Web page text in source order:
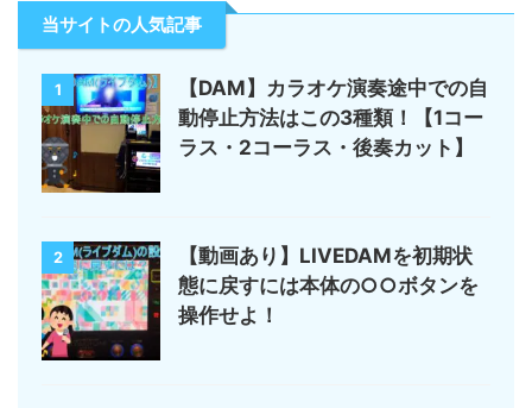
当サイトの人気記事
1
【DAM】カラオケ演奏途中での自
動停止方法はこの3種類！【1コー
ラス・2コーラス・後奏カット】
2
【動画あり】LIVEDAMを初期状
態に戻すには本体の○○ボタンを
操作せよ！